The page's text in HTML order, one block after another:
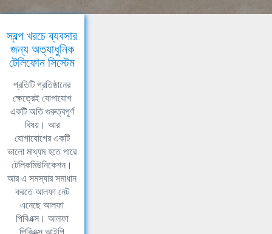
স্বল্প খরচে ব্যবসার
জন্য অত্যাধুনিক
টেলিফোন সিস্টেম
প্রতিটি প্রতিষ্ঠানের
ক্ষেত্রেই যোগাযোগ
একটি অতি গুরুত্বপূর্ণ
বিষয়। আর
যোগাযোগের একটি
ভালো মাধ্যম হতে পারে
টেলিকমিউনিকেশন।
আর এ সমস্যার সমাধান
করতে আলফা নেট
এনেছে আলফা
পিবিএক্স। আলফা